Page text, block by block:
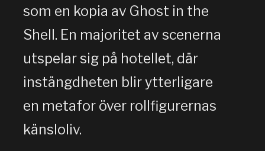
som en kopia av Ghost in the
Shell. En majoritet av scenerna
utspelar sig på hotellet, där
instängdheten blir ytterligare
en metafor över rollfigurernas
känsloliv.